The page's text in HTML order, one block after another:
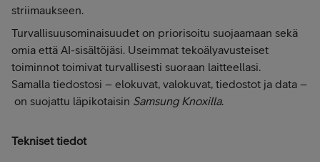
striimaukseen.
Turvallisuusominaisuudet on priorisoitu suojaamaan sekä
omia että AI-sisältöjäsi. Useimmat tekoälyavusteiset
toiminnot toimivat turvallisesti suoraan laitteellasi.
Samalla tiedostosi – elokuvat, valokuvat, tiedostot ja data –
on suojattu läpikotaisin Samsung Knoxilla.
Tekniset tiedot